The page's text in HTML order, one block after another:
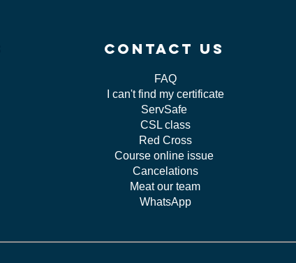
contact us
FAQ
I can't find my certificate
ServSafe
CSL class
Red Cross
Course online issue
Cancelations
Meat our team
WhatsApp